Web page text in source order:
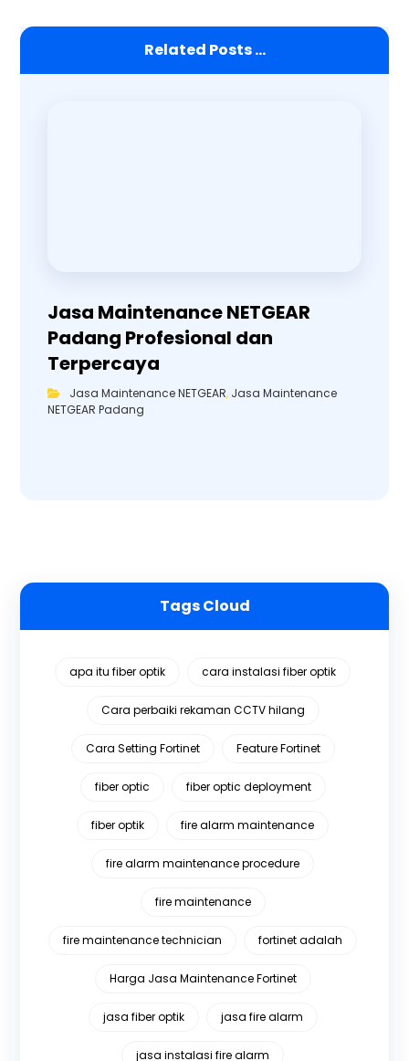
Related Posts ...
Jasa Maintenance NETGEAR
Padang Profesional dan
Terpercaya
Jasa Maintenance NETGEAR, Jasa Maintenance
NETGEAR Padang
Tags Cloud
apa itu fiber optik cara instalasi fiber optik
Cara perbaiki rekaman CCTV hilang
Cara Setting Fortinet Feature Fortinet
fiber optic fiber optic deployment
fiber optik fire alarm maintenance
fire alarm maintenance procedure
fire maintenance
fire maintenance technician fortinet adalah
Harga Jasa Maintenance Fortinet
jasa fiber optik jasa fire alarm
jasa instalasi fire alarm